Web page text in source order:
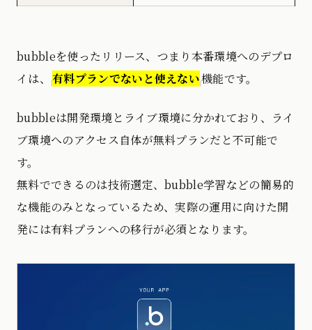
bubbleを使ったリリース、つまり本番環境へのデプロ
イは、 有料プランでないと使えない機能です。
bubbleは開発環境とライブ環境に分かれており、ライ
ブ環境へのアクセス自体が無料プランだと不可能で
す。
無料でできるのは技術選定、bubble学習などの簡易的
な機能のみとなっているため、実際の運用に向けた開
発には有料プランへの移行が必須となります。